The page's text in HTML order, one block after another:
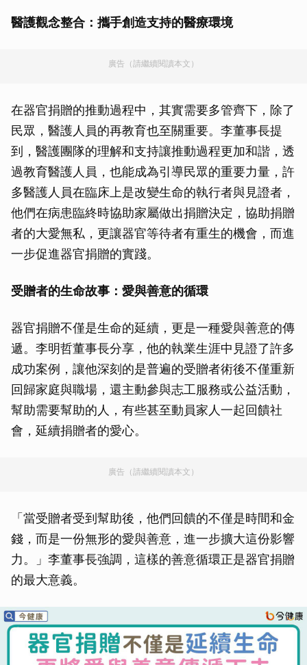
醫護觀念整合：攜手創造支持的醫療環境
廣告（請繼續閱讀本文）
在器官捐贈的推動過程中，其實需要多管齊下，除了
民眾，醫護人員的再教育也至關重要。李董事長提
到，醫護團隊的理解和支持讓推動過程更加和諧，透
過教育醫護人員，也能成為引導民眾的重要力量，許
多醫護人員在臨床上是改變生命的執行者與見證者，
他們在病患臨終時協助家屬做出捐贈決定，協助捐贈
者的大愛無私，更讓器官等待者有重生的機會，而進
一步促進器官捐贈的實踐。
受贈者的生命故事：愛與善意的循環
器官捐贈不僅是生命的延續，更是一種愛與善意的傳
遞。李明哲董事長分享，他的執業生涯中見證了許多
成功案例，讓他深刻的是普遍的受贈者術後不僅重新
回歸家庭與職場，還主動參與志工服務或公益活動，
幫助需要幫助的人，有些甚至動員家人一起回饋社
會，延續捐贈者的愛心。
廣告（請繼續閱讀本文）
「當受贈者受到幫助後，他們回饋的不僅是時間和金
錢，而是一份無形的愛與善意，進一步擴大這份影響
力。」李董事長強調，這樣的善意循環正是器官捐贈
的最大意義。